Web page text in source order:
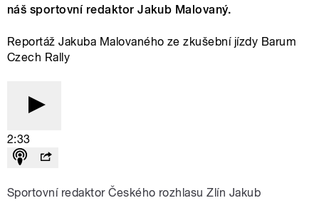
náš sportovní redaktor Jakub Malovaný.
Reportáž Jakuba Malovaného ze zkušební jízdy Barum
Czech Rally
2:33
Sportovní redaktor Českého rozhlasu Zlín Jakub